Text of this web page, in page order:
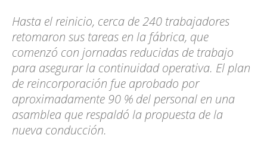
Hasta el reinicio, cerca de 240 trabajadores
retomaron sus tareas en la fábrica, que
comenzó con jornadas reducidas de trabajo
para asegurar la continuidad operativa. El plan
de reincorporación fue aprobado por
aproximadamente 90 % del personal en una
asamblea que respaldó la propuesta de la
nueva conducción.